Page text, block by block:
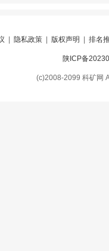
隐私政策 版权声明 排名
陕ICP备
(c)2008-2099 科矿网